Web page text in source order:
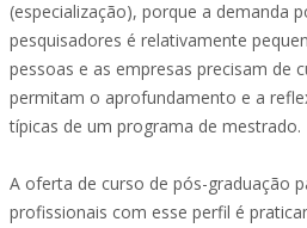
(especialização), porque a demanda
pesquisadores é relativamente
pessoas e as empresas precisam de
permitam o aprofundamento e a
típicas de um programa de mestrado.
A oferta de curso de pós-graduação
profissionais com esse perfil é